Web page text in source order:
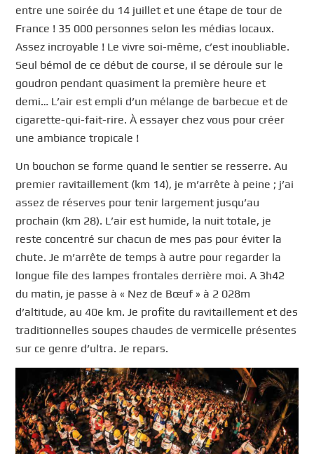
entre une soirée du 14 juillet et une étape de tour de
France ! 35 000 personnes selon les médias locaux.
Assez incroyable ! Le vivre soi-même, c’est inoubliable.
Seul bémol de ce début de course, il se déroule sur le
goudron pendant quasiment la première heure et
demi… L’air est empli d’un mélange de barbecue et de
cigarette-qui-fait-rire. À essayer chez vous pour créer
une ambiance tropicale !
Un bouchon se forme quand le sentier se resserre. Au
premier ravitaillement (km 14), je m’arrête à peine ; j’ai
assez de réserves pour tenir largement jusqu’au
prochain (km 28). L’air est humide, la nuit totale, je
reste concentré sur chacun de mes pas pour éviter la
chute. Je m’arrête de temps à autre pour regarder la
longue file des lampes frontales derrière moi. A 3h42
du matin, je passe à « Nez de Bœuf » à 2 028m
d’altitude, au 40e km. Je profite du ravitaillement et des
traditionnelles soupes chaudes de vermicelle présentes
sur ce genre d’ultra. Je repars.